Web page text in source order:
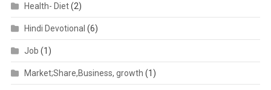
Health- Diet(2)
Hindi Devotional (6)
Job (1)
Market;Share,Business, growth (1)